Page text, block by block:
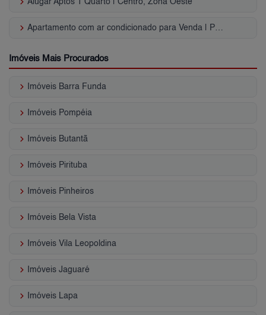
Alugar Aptos 1 Quarto | Centro, Zona Oeste
keyboard_arrow_right Apartamento com ar condicionado para Venda | Pinheiros
Imóveis Mais Procurados
keyboard_arrow_right Imóveis Barra Funda
keyboard_arrow_right Imóveis Pompéia
keyboard_arrow_right Imóveis Butantã
keyboard_arrow_right Imóveis Pirituba
keyboard_arrow_right Imóveis Pinheiros
keyboard_arrow_right Imóveis Bela Vista
keyboard_arrow_right Imóveis Vila Leopoldina
keyboard_arrow_right Imóveis Jaguaré
keyboard_arrow_right Imóveis Lapa